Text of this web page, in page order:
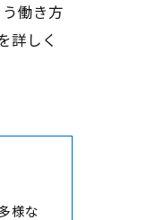
働き方
詳しく
様な